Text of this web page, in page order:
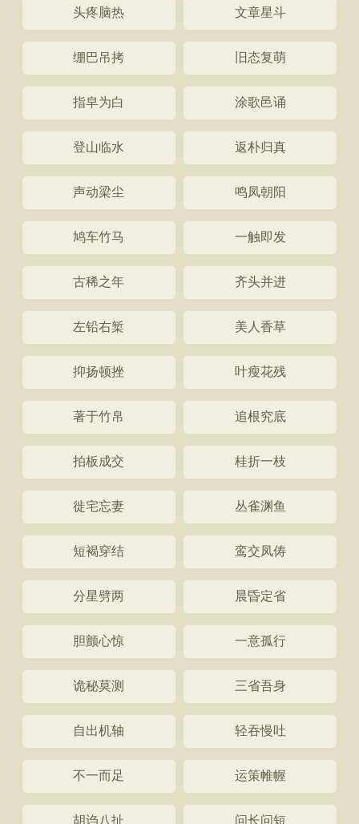
头疼脑热 文章星斗
绷巴吊拷 旧态复萌
指皁为白 涂歌邑诵
登山临水 返朴归真
声动梁尘 鸣凤朝阳
鸠车竹马 一触即发
古稀之年 齐头并进
左铅右椠 美人香草
抑扬顿挫 叶瘦花残
著于竹帛 追根究底
拍板成交 桂折一枝
徙宅忘妻 丛雀渊鱼
短褐穿结 鸾交凤俦
分星劈两 晨昏定省
胆颤心惊 一意孤行
诡秘莫测 三省吾身
自出机轴 轻吞慢吐
不一而足 运策帷幄
胡诌八扯 问长问短